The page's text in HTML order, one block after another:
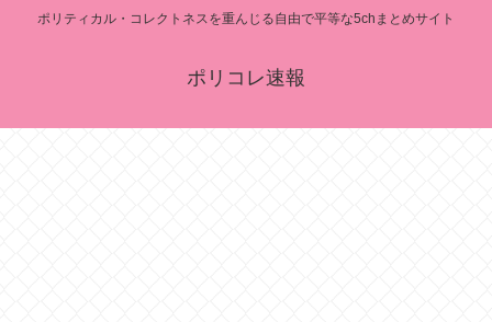
ポリティカル・コレクトネスを重んじる自由で平等な5chまとめサイト
ポリコレ速報